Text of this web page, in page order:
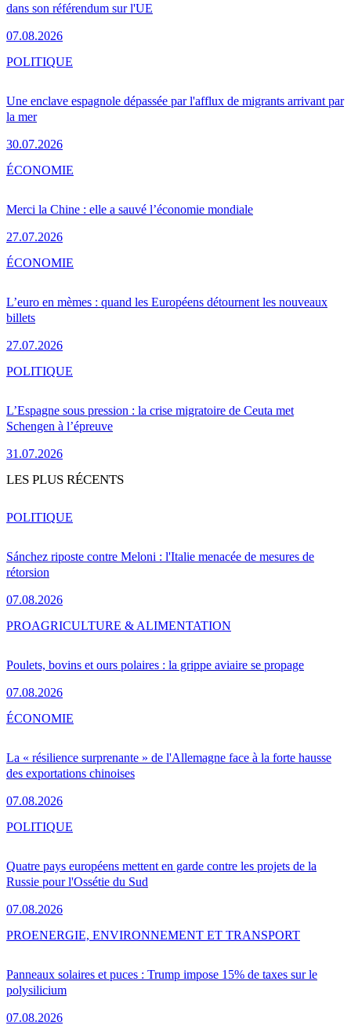
dans son référendum sur l'UE
07.08.2026
Une enclave espagnole dépassée par l'afflux de migrants arrivant par
la mer
30.07.2026
POLITIQUE
Merci la Chine : elle a sauvé l’économie mondiale
27.07.2026
ÉCONOMIE
L’euro en mèmes : quand les Européens détournent les nouveaux
billets
27.07.2026
ÉCONOMIE
L’Espagne sous pression : la crise migratoire de Ceuta met
Schengen à l’épreuve
31.07.2026
POLITIQUE
LES PLUS RÉCENTS
Sánchez riposte contre Meloni : l'Italie menacée de mesures de
rétorsion
07.08.2026
POLITIQUE
Poulets, bovins et ours polaires : la grippe aviaire se propage
07.08.2026
PROAGRICULTURE & ALIMENTATION
La « résilience surprenante » de l'Allemagne face à la forte hausse
des exportations chinoises
07.08.2026
ÉCONOMIE
Quatre pays européens mettent en garde contre les projets de la
Russie pour l'Ossétie du Sud
07.08.2026
POLITIQUE
Panneaux solaires et puces : Trump impose 15% de taxes sur le
polysilicium
07.08.2026
PROENERGIE, ENVIRONNEMENT ET TRANSPORT